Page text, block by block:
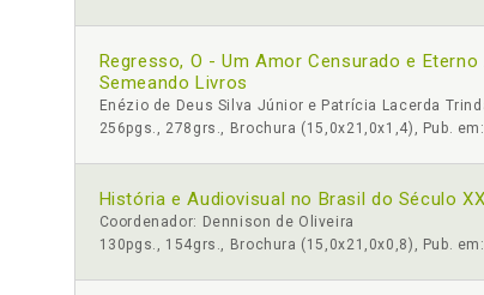
Regresso, O - Um Amor Censurado e
Semeando Livros
Enézio de Deus Silva Júnior e Patrícia Lacerda
256pgs., 278grs., Brochura (15,0x21,0x1,4), Pub.
História e Audiovisual no Brasil do Século
Coordenador: Dennison de Oliveira
130pgs., 154grs., Brochura (15,0x21,0x0,8), Pub.